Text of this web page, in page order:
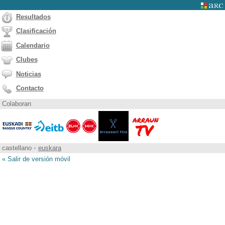
Resultados
Clasificación
Calendario
Clubes
Noticias
Contacto
Colaboran
castellano • euskara
« Salir de versión móvil